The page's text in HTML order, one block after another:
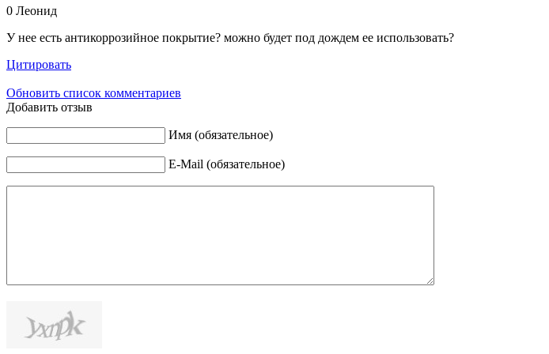
0 Леонид
У нее есть антикоррозийное покрытие? можно будет под дождем ее использовать?
Цитировать
Обновить список комментариев
Добавить отзыв
Имя (обязательное)
E-Mail (обязательное)